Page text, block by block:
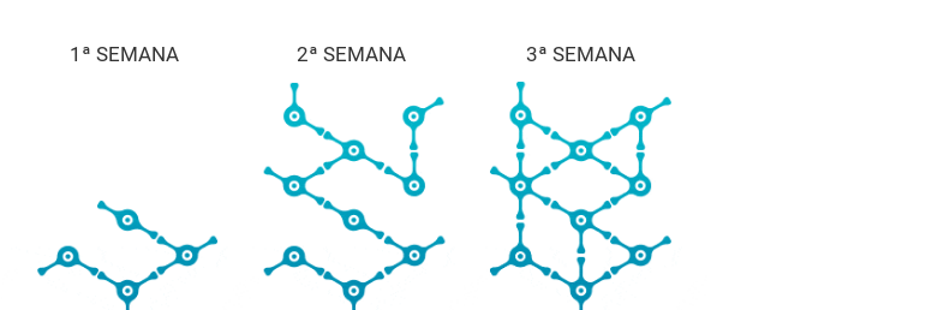
1ª SEMANA 2ª SEMANA 3ª SEMANA